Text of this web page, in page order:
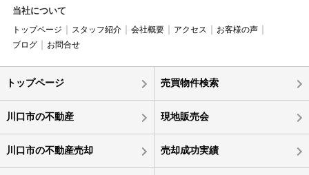
当社について
トップページ スタッフ紹介 会社概要 アクセス
お客様の声
ブログ
お問合せ
トップページ 売買物件検索
川口市の不動産 現地販売会
川口市の不動産売却 売却成功実績